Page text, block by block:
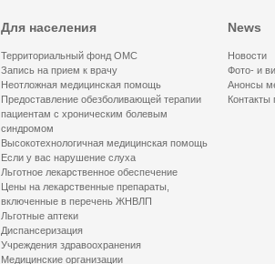
Для населения
Территориальный фонд ОМС
Запись на прием к врачу
Неотложная медицинская помощь
Предоставление обезболивающей терапии
пациентам с хроническим болевым
синдромом
Высокотехнологичная медицинская помощь
Если у вас нарушение слуха
Льготное лекарственное обеспечение
Цены на лекарственные препараты,
включенные в перечень ЖНВЛП
Льготные аптеки
Диспансеризация
Учреждения здравоохранения
Медицинские организации
News
Новости
Фото- и
Анонсы
Контакты